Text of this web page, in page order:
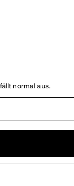
normal aus.